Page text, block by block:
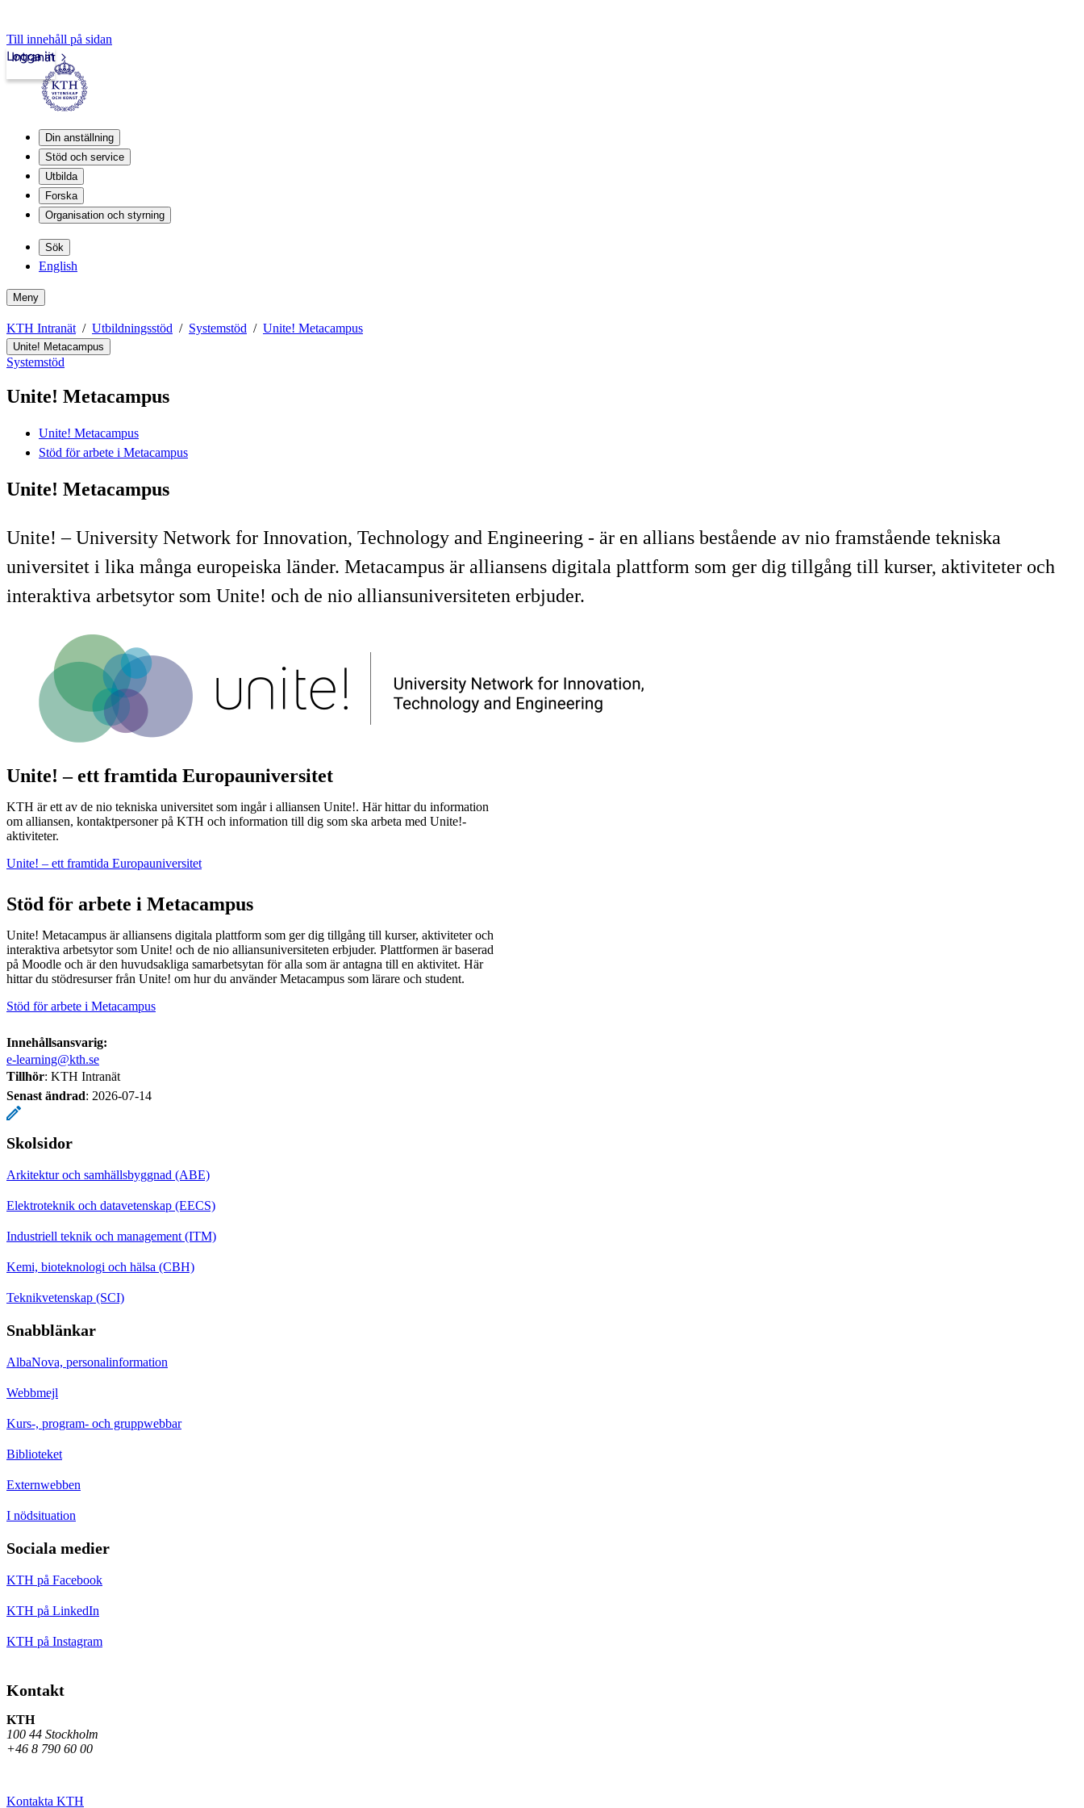
Till innehåll på sidan
Intranät
Logga in
Din anställning
Stöd och service
Utbilda
Forska
Organisation och styrning
Sök
English
Meny
KTH Intranät Utbildningsstöd Systemstöd Unite! Metacampus
Unite! Metacampus
Systemstöd
Unite! Metacampus
Unite! Metacampus
Stöd för arbete i Metacampus
Unite! Metacampus
Unite! – University Network for Innovation, Technology and Engineering - är en allians bestående av nio framstående tekniska
universitet i lika många europeiska länder. Metacampus är alliansens digitala plattform som ger dig tillgång till kurser, aktiviteter och
interaktiva arbetsytor som Unite! och de nio alliansuniversiteten erbjuder.
Unite! – ett framtida Europauniversitet
KTH är ett av de nio tekniska universitet som ingår i alliansen Unite!. Här hittar du information
om alliansen, kontaktpersoner på KTH och information till dig som ska arbeta med Unite!-
aktiviteter.
Unite! – ett framtida Europauniversitet
Stöd för arbete i Metacampus
Unite! Metacampus är alliansens digitala plattform som ger dig tillgång till kurser, aktiviteter och
interaktiva arbetsytor som Unite! och de nio alliansuniversiteten erbjuder. Plattformen är baserad
på Moodle och är den huvudsakliga samarbetsytan för alla som är antagna till en aktivitet. Här
hittar du stödresurser från Unite! om hur du använder Metacampus som lärare och student.
Stöd för arbete i Metacampus
Innehållsansvarig:
e-learning@kth.se
Tillhör: KTH Intranät
Senast ändrad: 2026-07-14
Skolsidor
Arkitektur och samhällsbyggnad (ABE)
Elektroteknik och datavetenskap (EECS)
Industriell teknik och management (ITM)
Kemi, bioteknologi och hälsa (CBH)
Teknikvetenskap (SCI)
Snabblänkar
AlbaNova, personalinformation
Webbmejl
Kurs-, program- och gruppwebbar
Biblioteket
Externwebben
I nödsituation
Sociala medier
KTH på Facebook
KTH på LinkedIn
KTH på Instagram
Kontakt
KTH
100 44 Stockholm
+46 8 790 60 00
Kontakta KTH